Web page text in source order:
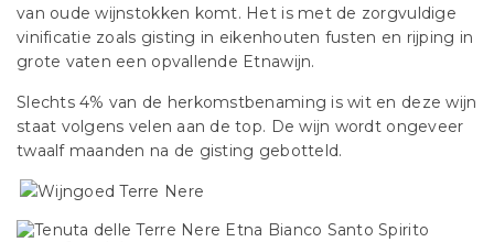
van oude wijnstokken komt. Het is met de zorgvuldige
vinificatie zoals gisting in eikenhouten fusten en rijping in
grote vaten een opvallende Etnawijn.
Slechts 4% van de herkomstbenaming is wit en deze wijn
staat volgens velen aan de top. De wijn wordt ongeveer
twaalf maanden na de gisting gebotteld.